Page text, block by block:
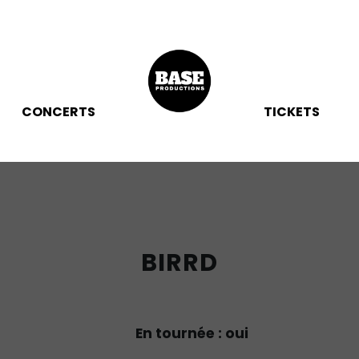
CONCERTS TICKETS
BIRRD
En tournée : oui